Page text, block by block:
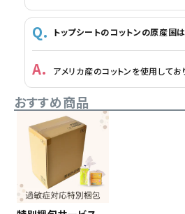
トップシートのコットンの原産国
アメリカ産のコットンを使用してお
おすすめ商品